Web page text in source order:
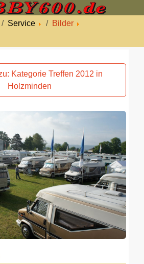
Service
Bilder
Kategorie Treffen 2012 in
Holzminden